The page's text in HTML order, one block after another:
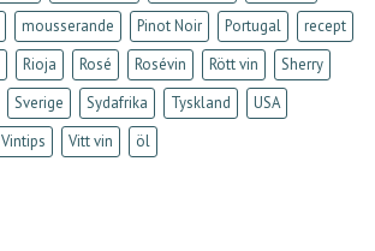
mousserande Pinot Noir Portugal
recept
Rioja Rosé Rosévin Rött vin
Sherry
Sverige Sydafrika Tyskland
USA
Vintips Vitt vin öl